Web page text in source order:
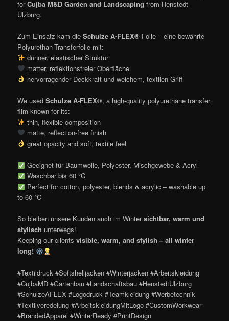
forCujba M&D Garden and Landscaping from Henstedt-
Ulzburg.
Zum Einsatz kam dieSchulze A-FLEX® Folie – eine bewährte
Polyurethan-Transferfolie mit:
dünner, elastischer Struktur
matter, reflektionsfreier Oberfläche
hervorragender Deckkraft und weichem, textilen Griff
We usedSchulze A-FLEX®, a high-quality polyurethane transfer
film known for its:
thin, flexible composition
matte, reflection-free finish
great opacity and soft, textile feel
Geeignet für Baumwolle, Polyester, Mischgewebe & Acryl
Waschbar bis 60 °C
Perfect for cotton, polyester, blends & acrylic – washable up
to 60 °C
So bleiben unsere Kunden auch im Wintersichtbar, warm und
stylisch unterwegs!
Keeping our clientsvisible, warm, and stylish – all winter
long!
#Textildruck #Softshelljacken #Winterjacken #Arbeitskleidung
#CujbaMD #Gartenbau #Landschaftsbau #HenstedtUlzburg
#SchulzeAFLEX #Logodruck #Teamkleidung #Werbetechnik
#Textilveredelung #ArbeitskleidungMitLogo #CustomWorkwear
#BrandedApparel #WinterReady #PrintDesign